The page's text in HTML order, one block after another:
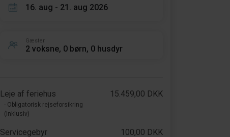
16. aug - 21. aug 2026
Gæster
2 voksne, 0 børn, 0 husdyr
Leje af feriehus
- Obligatorisk rejseforsikring
(Inklusiv)
15.459,00 DKK
Servicegebyr 100,00 DKK